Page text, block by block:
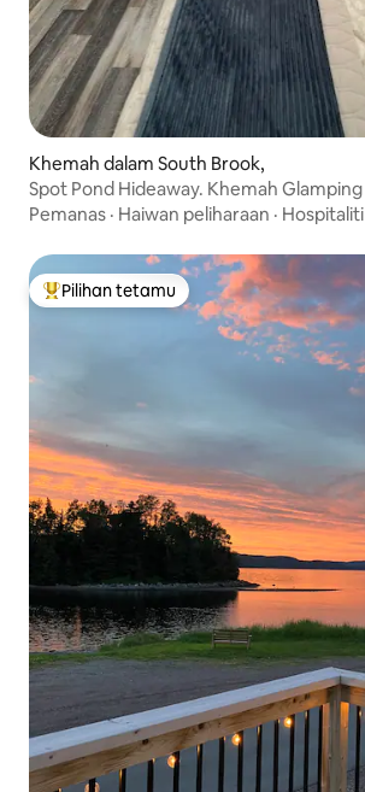
Khemah dalam South Brook,
Spot Pond Hideaway. Khemah Glamping
Pemanas · Haiwan peliharaan · Hospitaliti
Pilihan utama tetamu
Pilihan tetamu